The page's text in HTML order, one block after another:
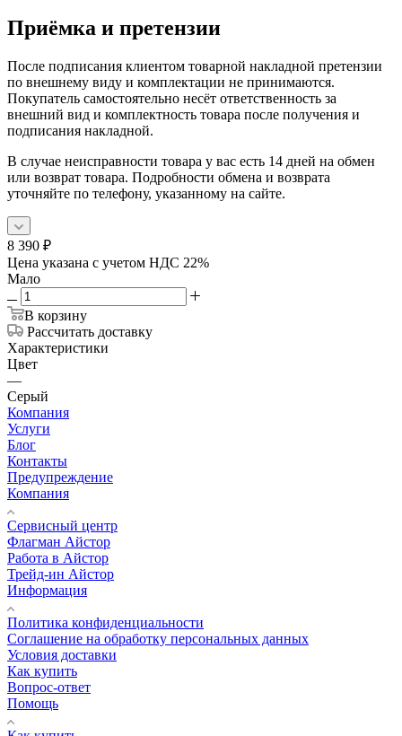
Приёмка и претензии
После подписания клиентом товарной накладной претензии
по внешнему виду и комплектации не принимаются.
Покупатель самостоятельно несёт ответственность за
внешний вид и комплектность товара после получения и
подписания накладной.
В случае неисправности товара у вас есть 14 дней на обмен
или возврат товара. Подробности обмена и возврата
уточняйте по телефону, указанному на сайте.
8 390 ₽
Цена указана с учетом НДС 22%
Мало
В корзину
Рассчитать доставку
Характеристики
Цвет
—
Серый
Компания
Услуги
Блог
Контакты
Предупреждение
Компания
Сервисный центр
Флагман Айстор
Работа в Айстор
Трейд-ин Айстор
Информация
Политика конфиденциальности
Соглашение на обработку персональных данных
Условия доставки
Как купить
Вопрос-ответ
Помощь